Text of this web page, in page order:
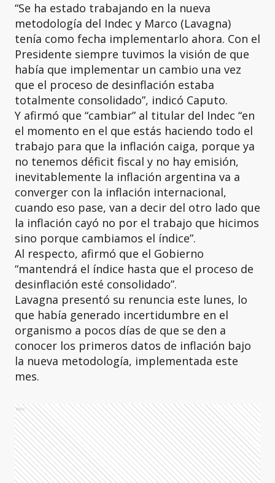
“Se ha estado trabajando en la nueva
metodología del Indec y Marco (Lavagna)
tenía como fecha implementarlo ahora. Con el
Presidente siempre tuvimos la visión de que
había que implementar un cambio una vez
que el proceso de desinflación estaba
totalmente consolidado”, indicó Caputo.
Y afirmó que “cambiar” al titular del Indec “en
el momento en el que estás haciendo todo el
trabajo para que la inflación caiga, porque ya
no tenemos déficit fiscal y no hay emisión,
inevitablemente la inflación argentina va a
converger con la inflación internacional,
cuando eso pase, van a decir del otro lado que
la inflación cayó no por el trabajo que hicimos
sino porque cambiamos el índice”.
Al respecto, afirmó que el Gobierno
“mantendrá el índice hasta que el proceso de
desinflación esté consolidado”.
Lavagna presentó su renuncia este lunes, lo
que había generado incertidumbre en el
organismo a pocos días de que se den a
conocer los primeros datos de inflación bajo
la nueva metodología, implementada este
mes.
Ads